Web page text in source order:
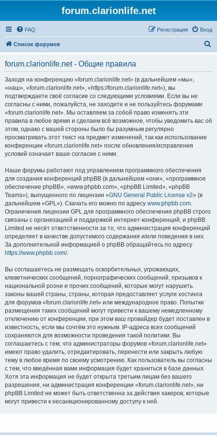
forum.clarionlife.net
FAQ Вход
Регистрация
Список форумов
forum.clarionlife.net - Общие правила
Заходя на конференцию «forum.clarionlife.net» (в дальнейшем «мы»,
«наш», «forum.clarionlife.net», «https://forum.clarionlife.net»), вы
подтверждаете своё согласие со следующими условиями. Если вы не
согласны с ними, пожалуйста, не заходите и не пользуйтесь форумами
«forum.clarionlife.net». Мы оставляем за собой право изменять эти
правила в любое время и сделаем всё возможное, чтобы уведомить вас об
этом, однако с вашей стороны было бы разумным регулярно
просматривать этот текст на предмет изменений, так как использование
конференции «forum.clarionlife.net» после обновления/исправления
условий означает ваше согласие с ними.
Наши форумы работают под управлением программного обеспечения
для создания конференций phpBB (в дальнейшем «они», «программное
обеспечение phpBB», «www.phpbb.com», «phpBB Limited», «phpBB
Teams»), выпущенного по лицензии «GNU General Public License v2» (в
дальнейшем «GPL»). Скачать его можно по адресу www.phpbb.com.
Ограничения лицензии GPL для программного обеспечения phpBB строго
связаны с организацией и поддержкой интернет-конференций, и phpBB
Limited не несёт ответственности за то, что администрация конференций
определяет в качестве допустимого содержания и/или поведения в них.
За дополнительной информацией о phpBB обращайтесь по адресу
https://www.phpbb.com/.
Вы соглашаетесь не размещать оскорбительных, угрожающих,
клеветнических сообщений, порнографических сообщений, призывов к
национальной розни и прочих сообщений, которые могут нарушить
законы вашей страны, страны, которая предоставляет услуги хостинга
для форумов «forum.clarionlife.net» или международное право. Попытки
размещения таких сообщений могут привести к вашему немедленному
отключению от конференции, при этом ваш провайдер будет поставлен в
известность, если мы сочтём это нужным. IP-адреса всех сообщений
сохраняются для возможности проведения такой политики. Вы
соглашаетесь с тем, что администраторы форумов «forum.clarionlife.net»
имеют право удалить, отредактировать, перенести или закрыть любую
тему в любое время по своему усмотрению. Как пользователь вы согласны
с тем, что введённая вами информация будет храниться в базе данных.
Хотя эта информация не будет открыта третьим лицам без вашего
разрешения, ни администрация конференции «forum.clarionlife.net», ни
phpBB Limited не может быть ответственна за действия хакеров, которые
могут привести к несанкционированному доступу к ней.